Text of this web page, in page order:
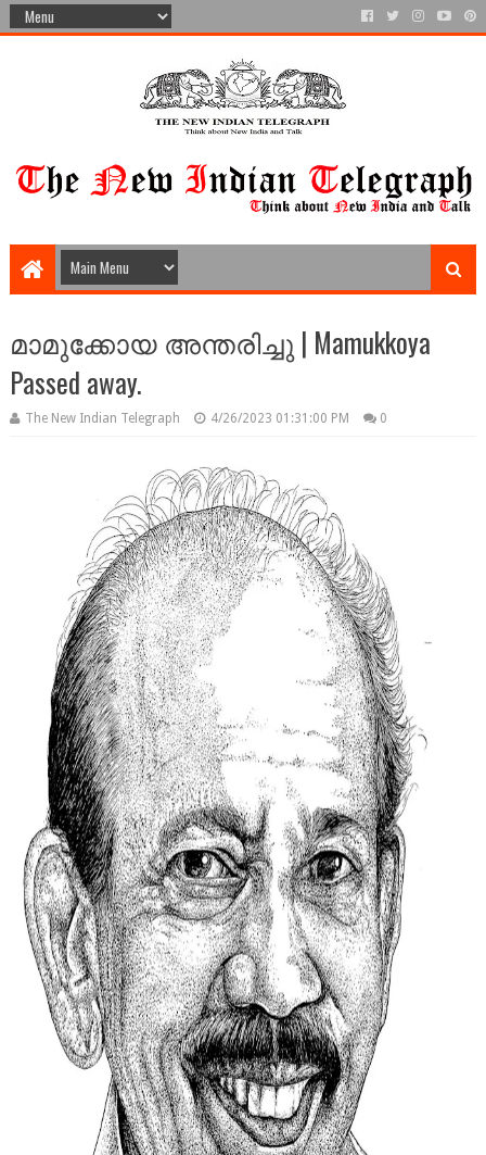
മാമുക്കോയ അന്തരിച്ചു | Mamukkoya
Passed away.
The New Indian Telegraph 4/26/2023 01:31:00 PM 0